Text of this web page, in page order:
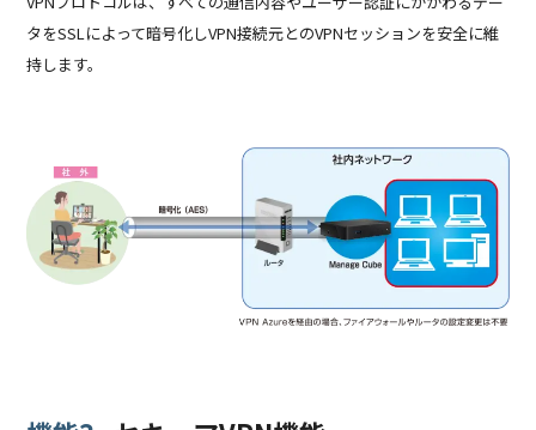
タをSSLによって暗号化しVPN接続元とのVPNセッションを安全に維
持します。